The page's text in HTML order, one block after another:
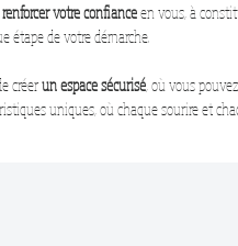
renforcer votre confianceen vous, à
étape de votre démarche.
créerun espace sécurisé, où vous
uniques, où chaque sourire et